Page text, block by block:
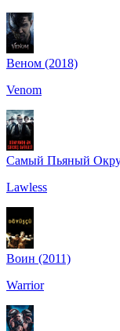
Веном (2018)
Venom
Самый Пьяный
Lawless
Воин (2011)
Warrior